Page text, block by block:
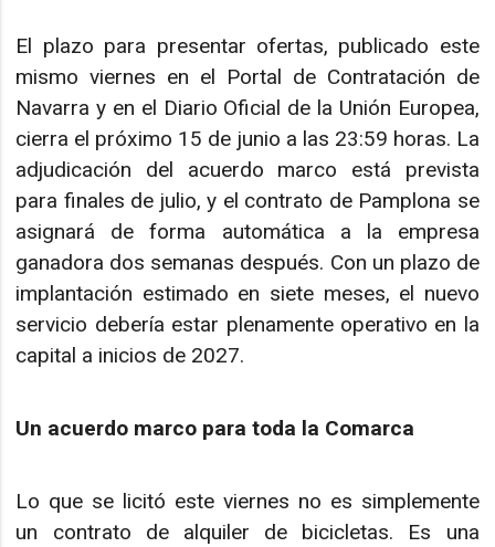
El plazo para presentar ofertas, publicado este
mismo viernes en el Portal de Contratación de
Navarra y en el Diario Oficial de la Unión Europea,
cierra el próximo 15 de junio a las 23:59 horas. La
adjudicación del acuerdo marco está prevista
para finales de julio, y el contrato de Pamplona se
asignará de forma automática a la empresa
ganadora dos semanas después. Con un plazo de
implantación estimado en siete meses, el nuevo
servicio debería estar plenamente operativo en la
capital a inicios de 2027.
Un acuerdo marco para toda la Comarca
Lo que se licitó este viernes no es simplemente
un contrato de alquiler de bicicletas. Es una